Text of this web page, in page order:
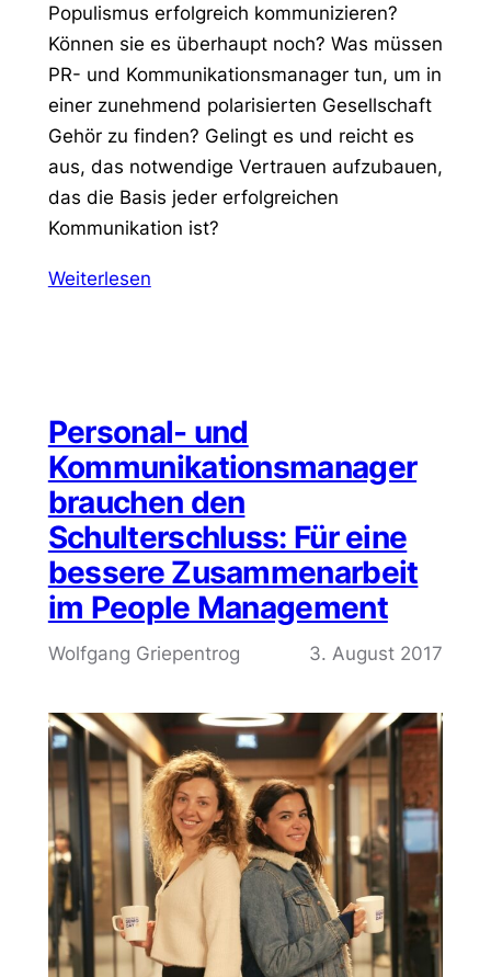
Populismus erfolgreich kommunizieren?
Können sie es überhaupt noch? Was müssen
PR- und Kommunikationsmanager tun, um in
einer zunehmend polarisierten Gesellschaft
Gehör zu finden? Gelingt es und reicht es
aus, das notwendige Vertrauen aufzubauen,
das die Basis jeder erfolgreichen
Kommunikation ist?
Weiterlesen
Personal- und
Kommunikationsmanager
brauchen den
Schulterschluss: Für eine
bessere Zusammenarbeit
im People Management
Wolfgang Griepentrog 3. August 2017